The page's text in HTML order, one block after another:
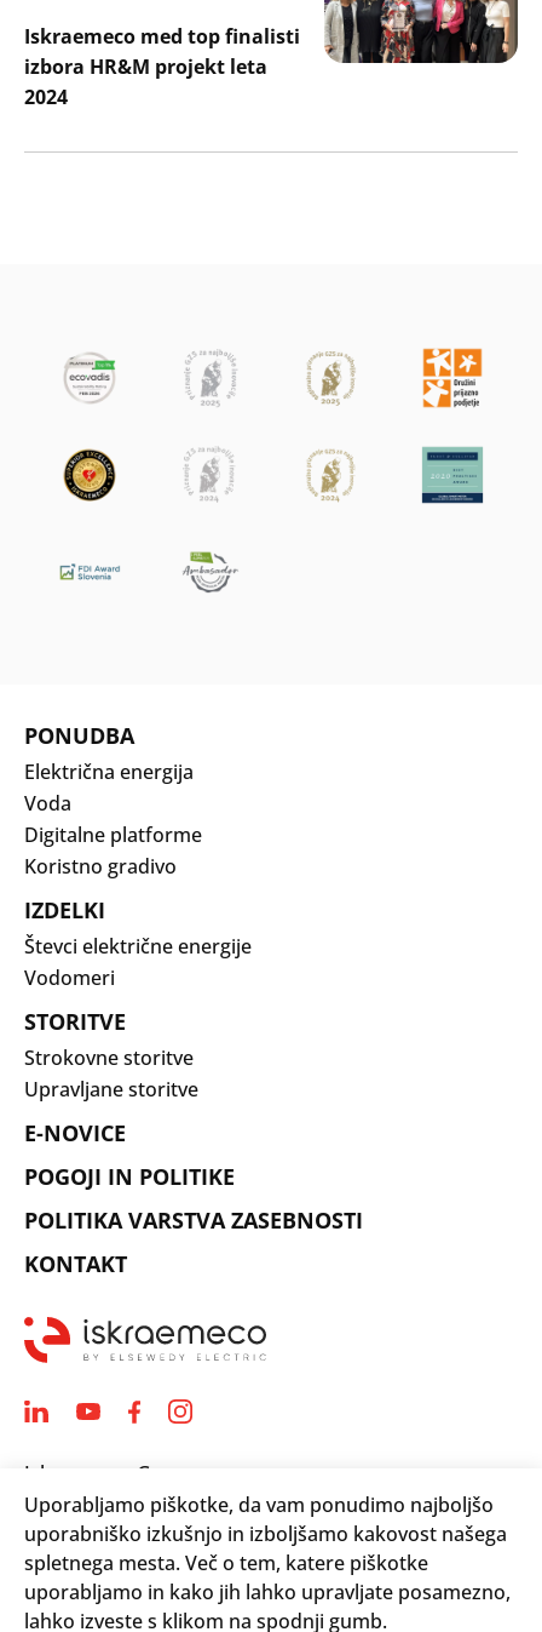
Iskraemeco med top finalisti
izbora HR&M projekt leta
2024
PONUDBA
Električna energija
Voda
Digitalne platforme
Koristno gradivo
IZDELKI
Števci električne energije
Vodomeri
STORITVE
Strokovne storitve
Upravljane storitve
E-NOVICE
POGOJI IN POLITIKE
POLITIKA VARSTVA ZASEBNOSTI
KONTAKT
Iskraemeco Group
Savska loka 4
4000 Kranj, Slovenija
Telephone: +(386) 4 206 4000
Email: info@iskraemeco.com
Uporabljamo piškotke, da vam ponudimo najboljšo
uporabniško izkušnjo in izboljšamo kakovost našega
spletnega mesta. Več o tem, katere piškotke
uporabljamo in kako jih lahko upravljate posamezno,
lahko izveste s klikom na spodnji gumb.